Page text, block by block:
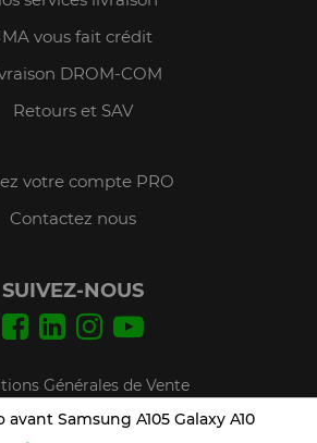
Samsung A105 Galaxy A10
vous fait crédit
DROM-COM
Retours et SAV
votre compte PRO
Contactez nous
SUIVEZ-NOUS
Générales de Vente
Mentions légales